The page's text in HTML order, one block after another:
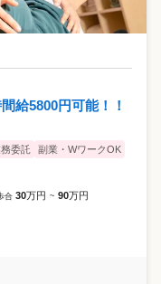
給5800円可能！！
委託
副業・WワークOK
合 30万円 ~ 90万円